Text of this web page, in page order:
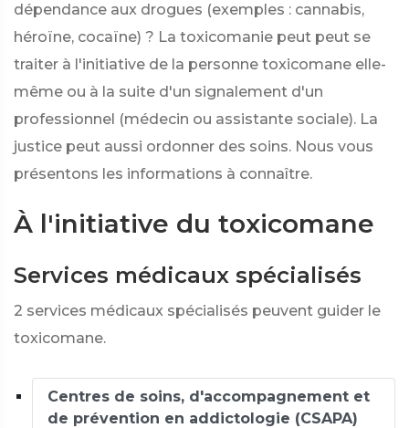
dépendance aux drogues (exemples : cannabis,
héroïne, cocaïne) ? La toxicomanie peut peut se
traiter à l'initiative de la personne toxicomane elle-
même ou à la suite d'un signalement d'un
professionnel (médecin ou assistante sociale). La
justice peut aussi ordonner des soins. Nous vous
présentons les informations à connaître.
À l'initiative du toxicomane
Services médicaux spécialisés
2 services médicaux spécialisés peuvent guider le
toxicomane.
Centres de soins, d'accompagnement et
de prévention en addictologie (CSAPA)